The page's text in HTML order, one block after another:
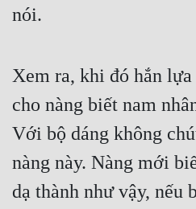
nói.
Xem ra, khi đó hắn
cho nàng biết nam
Với bộ dáng không
nàng này. Nàng mới
dạ thành như vậy, nếu